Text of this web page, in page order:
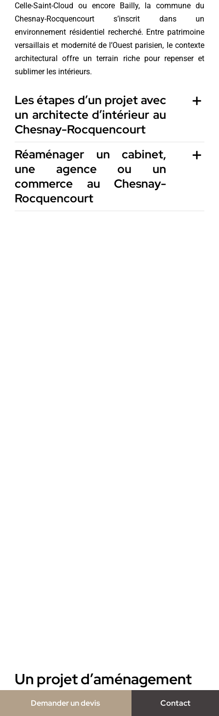
Demander un devis Contact
Celle-Saint-Cloud ou encore Bailly, la commune du
Chesnay-Rocquencourt s’inscrit dans un
environnement résidentiel recherché. Entre patrimoine
versaillais et modernité de l’Ouest parisien, le contexte
architectural offre un terrain riche pour repenser et
sublimer les intérieurs.
Les étapes d’un projet avec
un architecte d’intérieur au
Chesnay-Rocquencourt
Réaménager un cabinet,
une agence ou un
commerce au Chesnay-
Rocquencourt
Un projet d’aménagement
intérieur sur mesure au